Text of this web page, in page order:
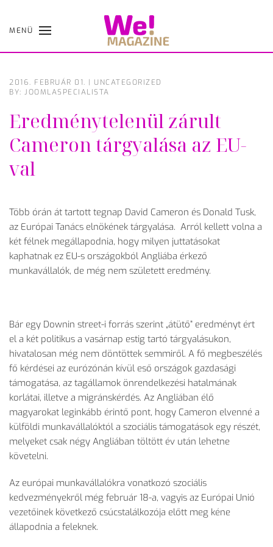
Skip
MENÜ
2016. FEBRUÁR 01. | UNCATEGORIZED
BY: JOOMLASPECIALISTA
Eredménytelenül zárult
Cameron tárgyalása az EU-
val
Több órán át tartott tegnap David Cameron és Donald Tusk,
az Európai Tanács elnökének tárgyalása. Arról kellett volna a
két félnek megállapodnia, hogy milyen juttatásokat
kaphatnak ez EU-s országokból Angliába érkező
munkavállalók, de még nem született eredmény.
Bár egy Downin street-i forrás szerint „átütő” eredményt ért
el a két politikus a vasárnap estig tartó tárgyalásukon,
hivatalosan még nem döntöttek semmiről. A fő megbeszélés
fő kérdései az eurózónán kívül eső országok gazdasági
támogatása, az tagállamok önrendelkezési hatalmának
korlátai, illetve a migránskérdés. Az Angliában élő
magyarokat leginkább érintő pont, hogy Cameron elvenné a
külföldi munkavállalóktól a szociális támogatások egy részét,
melyeket csak négy Angliában töltött év után lehetne
követelni.
Az európai munkavállalókra vonatkozó szociális
kedvezményekről még február 18-a, vagyis az Európai Unió
vezetőinek következő csúcstalálkozója előtt meg kéne
állapodnia a feleknek.